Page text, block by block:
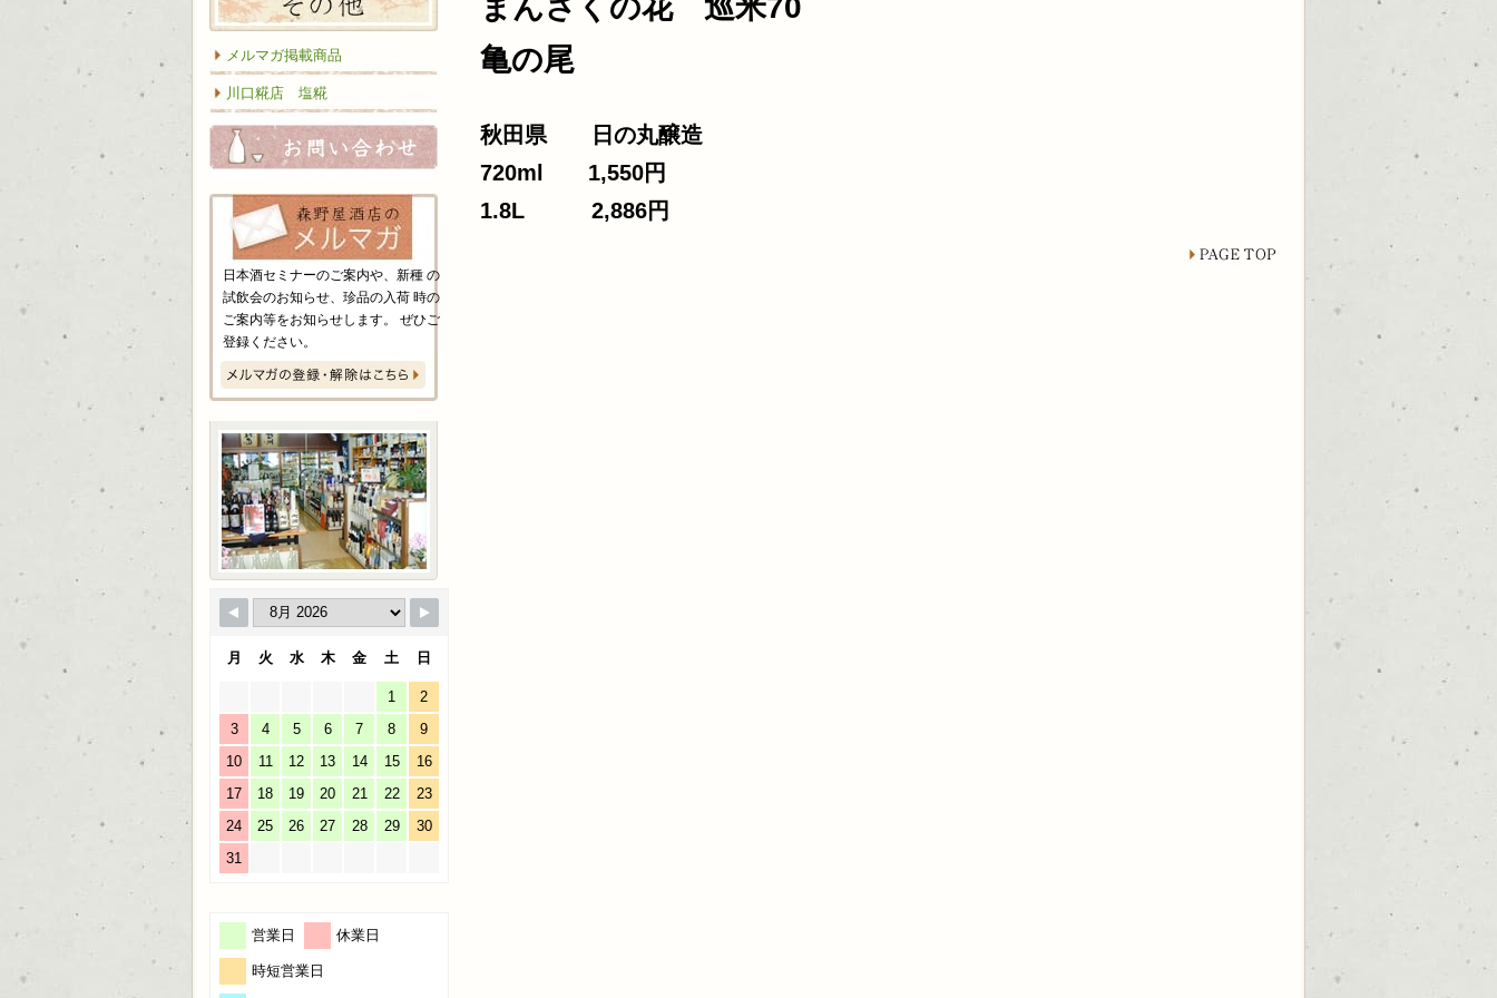
メルマガ掲載商品
川口糀店 塩糀
お問い合わせ
日本酒セミナーのご案内や、新種 の
試飲会のお知らせ、珍品の入荷 時の
ご案内等をお知らせします。 ぜひご
登録ください。
月 火 水 木 金 土 日
1
2
3
4 5 6 7 8
9
10
11 12 13 14 15
16
17
18 19 20 21 22
23
24
25 26 27 28 29
30
31
営業日 休業日
時短営業日
まんさくの花 巡米70
亀の尾
秋田県 日の丸醸造
720ml 1,550円
1.8L 2,886円